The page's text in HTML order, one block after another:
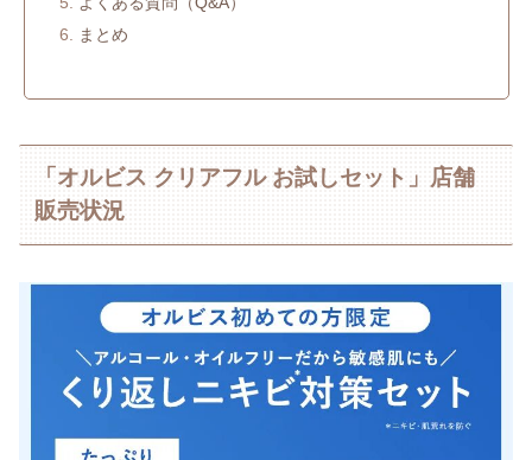
まとめ
「オルビス クリアフル お試しセット」店舗
販売状況